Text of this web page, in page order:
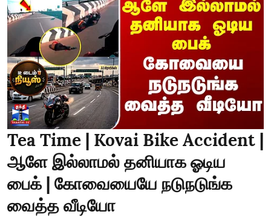
Tea Time | Kovai Bike Accident |
ஆளே இல்லாமல் தனியாக ஓடிய
பைக் | கோவையையே நடுநடுங்க
வைத்த வீடியோ